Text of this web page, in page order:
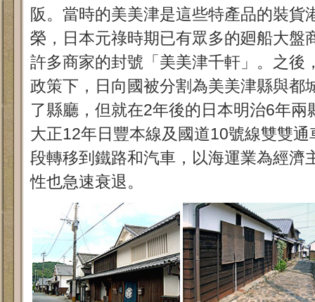
阪。當時的美美津是這些特產品的裝貨
榮，日本元祿時期已有眾多的廻船大盤
許多商家的封號「美美津千軒」。之後
政策下，日向國被分割為美美津縣與都
了縣廳，但就在2年後的日本明治6年兩
大正12年日豐本線及國道10號線雙雙
段轉移到鐵路和汽車，以海運業為經濟
性也急速衰退。